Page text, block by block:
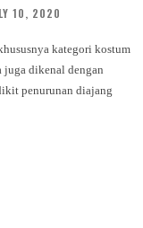
10, 2020
kategori kostum
juga dikenal dengan
penurunan diajang